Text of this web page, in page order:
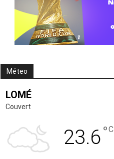
Méteo
LOMÉ
Couvert
23.6°C